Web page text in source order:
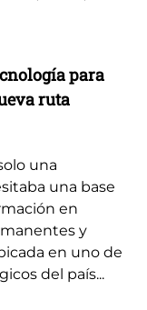
para
ruta
una
una base
en
y
en uno de
del país...